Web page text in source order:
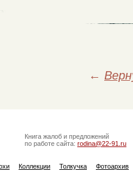
←
Книга жалоб и предложений
по работе сайта: rodina@22-91.ru
Коллекции Толкучка Фотоархив